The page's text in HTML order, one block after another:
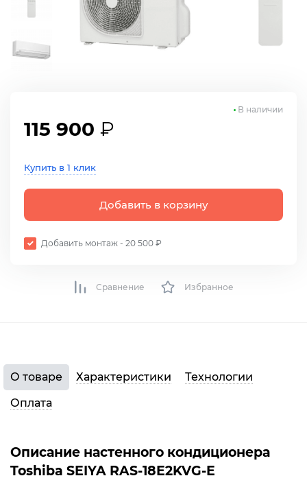
115 900 ₽
Купить в 1 клик
Добавить в корзину
Добавить монтаж - 20 500 ₽
В наличии
Сравнение Избранное
О товаре Характеристики
Технологии
Оплата
Описание настенного кондиционера
Toshiba SEIYA RAS-18E2KVG-E